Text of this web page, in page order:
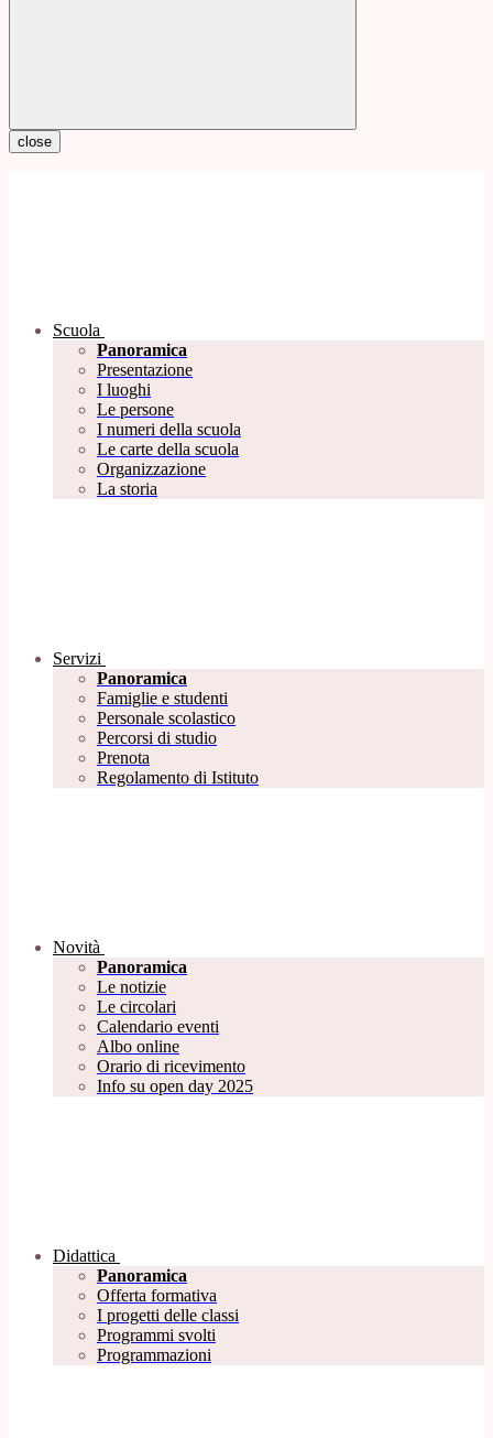
close
Scuola
Panoramica
Presentazione
I luoghi
Le persone
I numeri della scuola
Le carte della scuola
Organizzazione
La storia
Servizi
Panoramica
Famiglie e studenti
Personale scolastico
Percorsi di studio
Prenota
Regolamento di Istituto
Novità
Panoramica
Le notizie
Le circolari
Calendario eventi
Albo online
Orario di ricevimento
Info su open day 2025
Didattica
Panoramica
Offerta formativa
I progetti delle classi
Programmi svolti
Programmazioni